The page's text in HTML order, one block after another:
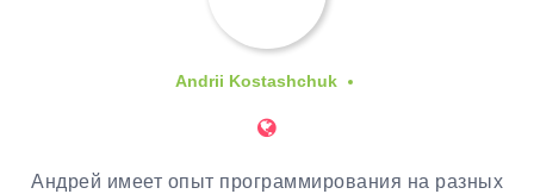
Andrii Kostashchuk
Андрей имеет опыт программирования на разных